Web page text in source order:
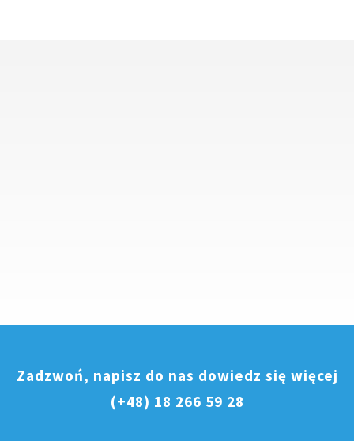
Zadzwoń, napisz do nas dowiedz się więcej
(+48) 18 266 59 28